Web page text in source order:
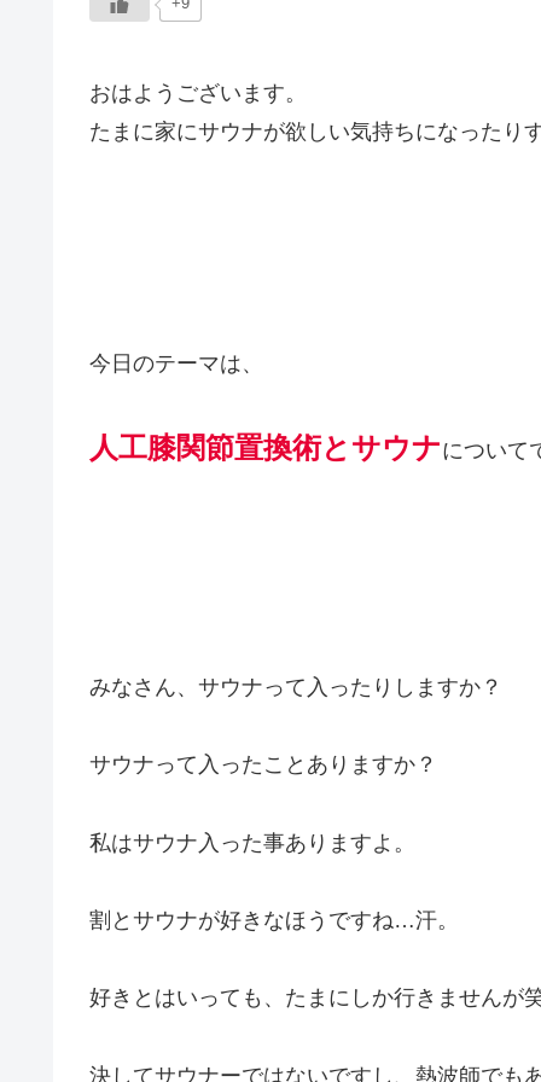
おはようございます。
たまに家にサウナが欲しい気持ちになったり
今日のテーマは、
人工膝関節置換術とサウナについて
みなさん、サウナって入ったりしますか？
サウナって入ったことありますか？
私はサウナ入った事ありますよ。
割とサウナが好きなほうですね…汗。
好きとはいっても、たまにしか行きませんが笑
決してサウナーではないですし、熱波師でも